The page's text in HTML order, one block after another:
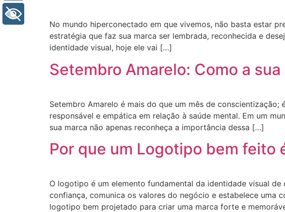
No mundo hiperconectado em que vivemos, não basta estar
estratégia que faz sua marca ser lembrada, reconhecida e
identidade visual, hoje ele vai […]
Setembro Amarelo: Como a
Setembro Amarelo é mais do que um mês de
responsável e empática em relação à saúde mental. Em um
sua marca não apenas reconheça a importância dessa […]
Por que um Logotipo bem feito
O logotipo é um elemento fundamental da identidade visual
confiança, comunica os valores do negócio e estabelece uma
logotipo bem projetado para criar uma marca forte e